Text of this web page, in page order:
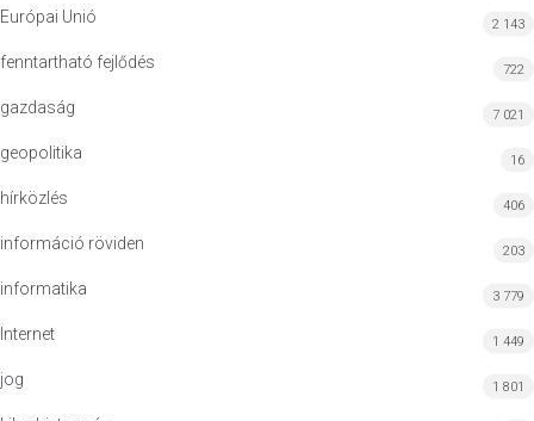
Európai Unió 2 143
fenntartható fejlődés 722
gazdaság 7 021
geopolitika 16
hírközlés 406
információ röviden 203
informatika 3 779
Internet 1 449
jog 1 801